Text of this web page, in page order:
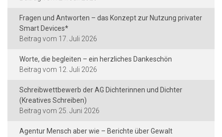
Fragen und Antworten – das Konzept zur Nutzung privater
Smart Devices*
17. Juli 2026
Worte, die begleiten – ein herzliches Dankeschön
12. Juli 2026
Schreibwettbewerb der AG Dichterinnen und Dichter
(Kreatives Schreiben)
25. Juni 2026
Agentur Mensch aber wie – Berichte über Gewalt